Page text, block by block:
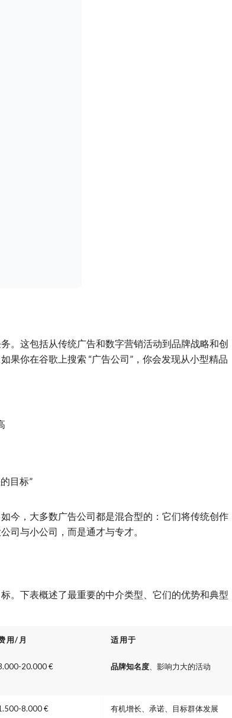
。这包括从传统广告和数字营销活动到品牌战略和创
果你在谷歌上搜索 “广告公司”，你会发现从小型精品
目标”
今，大多数广告公司都是混合型的：它们将传统创作
司与小公司，而是通才与专才。
。下表概述了最重要的中介类型、它们的优势和典型
用/月 适用于
20.000 € 品牌知名度 、影响力大的活动
8.000 € 有机增长、承诺、目标群体发展